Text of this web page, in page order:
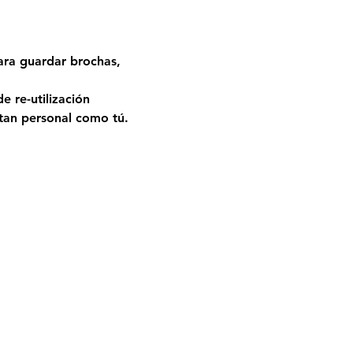
guardar brochas,
re-utilización
personal como tú.